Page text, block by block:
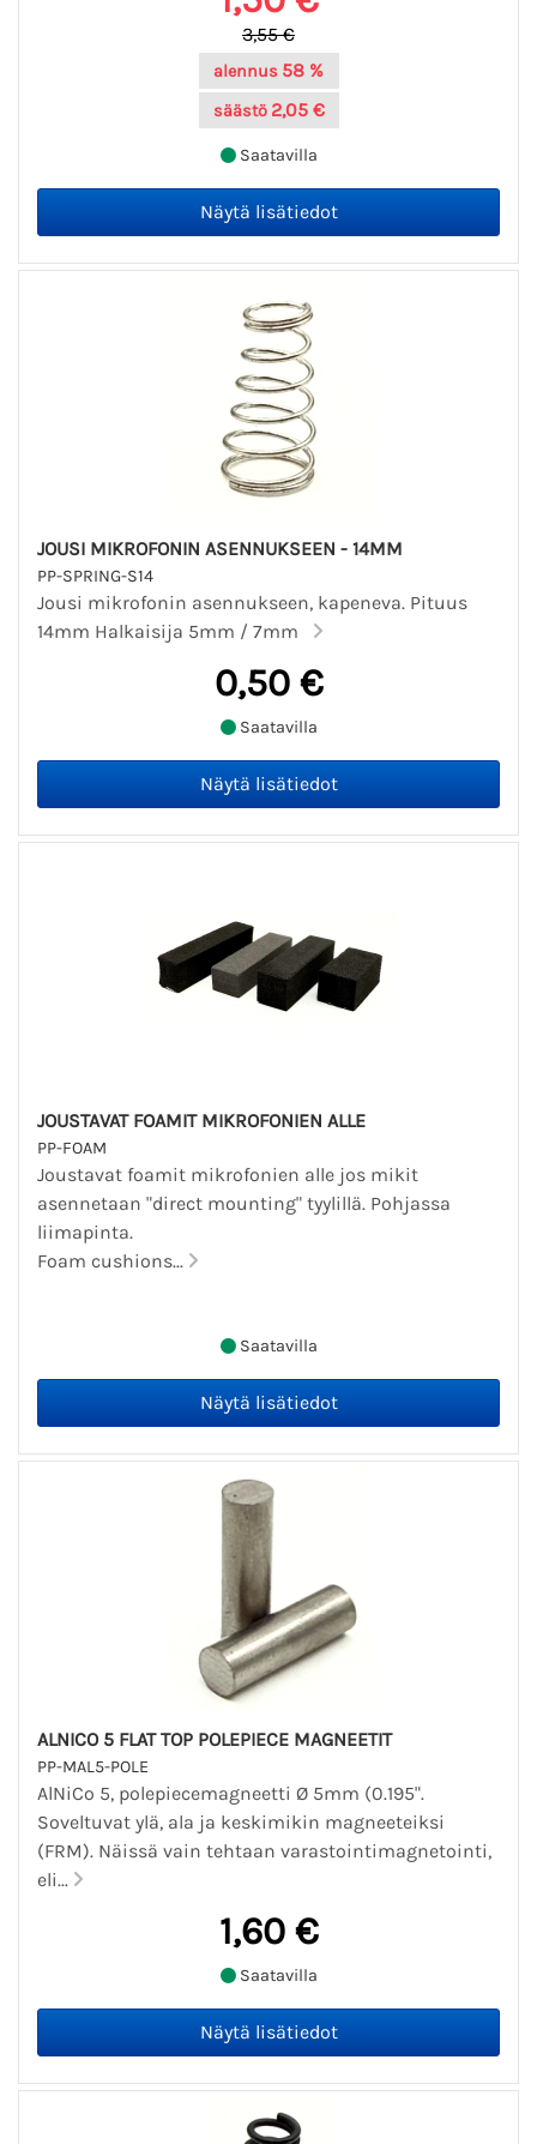
3,55 €
alennus 58 %
säästö 2,05 €
Saatavilla
JOUSI MIKROFONIN ASENNUKSEEN - 14MM
PP-SPRING-S14
Jousi mikrofonin asennukseen, kapeneva. Pituus
14mm Halkaisija 5mm / 7mm
0,50 €
Saatavilla
JOUSTAVAT FOAMIT MIKROFONIEN ALLE
PP-FOAM
Joustavat foamit mikrofonien alle jos mikit
asennetaan "direct mounting" tyylillä. Pohjassa
liimapinta.
Foam cushions...
Saatavilla
ALNICO 5 FLAT TOP POLEPIECE MAGNEETIT
PP-MAL5-POLE
AlNiCo 5, polepiecemagneetti Ø 5mm (0.195".
Soveltuvat ylä, ala ja keskimikin magneeteiksi
(FRM). Näissä vain tehtaan varastointimagnetointi,
eli...
1,60 €
Saatavilla